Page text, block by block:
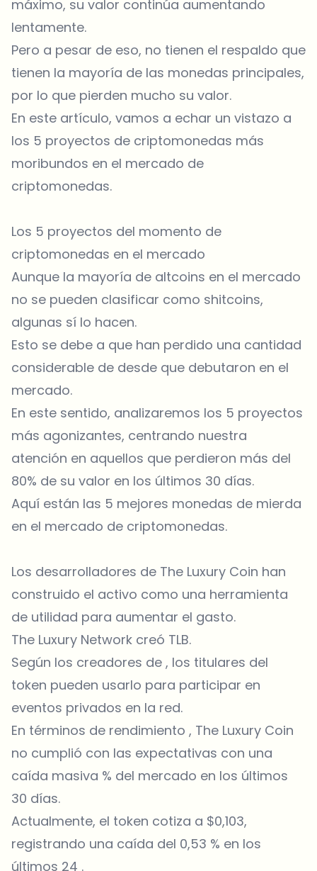
máximo, su valor continúa aumentando
lentamente.
Pero a pesar de eso, no tienen el respaldo que
tienen la mayoría de las monedas principales,
por lo que pierden mucho su valor.
En este artículo, vamos a echar un vistazo a
los 5 proyectos de criptomonedas más
moribundos en el mercado de
criptomonedas.
Los 5 proyectos del momento de
criptomonedas en el mercado
Aunque la mayoría de altcoins en el mercado
no se pueden clasificar como shitcoins,
algunas sí lo hacen.
Esto se debe a que han perdido una cantidad
considerable de desde que debutaron en el
mercado.
En este sentido, analizaremos los 5 proyectos
más agonizantes, centrando nuestra
atención en aquellos que perdieron más del
80% de su valor en los últimos 30 días.
Aquí están las 5 mejores monedas de mierda
en el mercado de criptomonedas.
Los desarrolladores de The Luxury Coin han
construido el activo como una herramienta
de utilidad para aumentar el gasto.
The Luxury Network creó TLB.
Según los creadores de , los titulares del
token pueden usarlo para participar en
eventos privados en la red.
En términos de rendimiento , The Luxury Coin
no cumplió con las expectativas con una
caída masiva % del mercado en los últimos
30 días.
Actualmente, el token cotiza a $0,103,
registrando una caída del 0,53 % en los
últimos 24 .